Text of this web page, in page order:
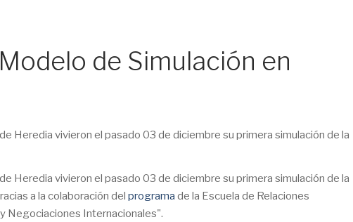
de Simulación en
Heredia vivieron el pasado 03 de diciembre su primera simulación de la
Heredia vivieron el pasado 03 de diciembre su primera simulación de la
a la colaboración del programa de la Escuela de Relaciones
Negociaciones Internacionales".